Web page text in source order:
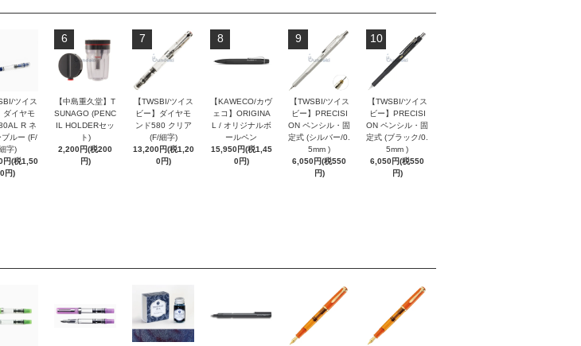
ツイス
ダイヤモ
R ネ
ブルー (F/
字)
円(税1,50
0円)
6
【中島重久堂】T
SUNAGO (PENC
IL HOLDERセッ
ト)
2,200円(税200
円)
7
【TWSBI/ツイス
ビー】ダイヤモ
ンド580 クリア
(F/細字)
13,200円(税1,20
0円)
8
【KAWECO/カヴ
ェコ】ORIGINA
L / オリジナルボ
ールペン
15,950円(税1,45
0円)
9
【TWSBI/ツイス
ビー】PRECISI
ON ペンシル・固
定式 (シルバー/0.
5mm )
6,050円(税550
円)
10
【TWSBI/ツイス
ビー】PRECISI
ON ペンシル・固
定式 (ブラック/0.
5mm )
6,050円(税550
円)